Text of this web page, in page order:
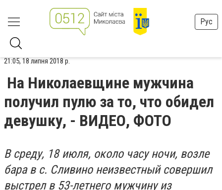
Рус
21:05, 18 липня 2018 р.
На Николаевщине мужчина
получил пулю за то, что обидел
девушку, - ВИДЕО, ФОТО
В среду, 18 июля, около часу ночи, возле
бара в с. Сливино неизвестный совершил
выстрел в 53-летнего мужчину из